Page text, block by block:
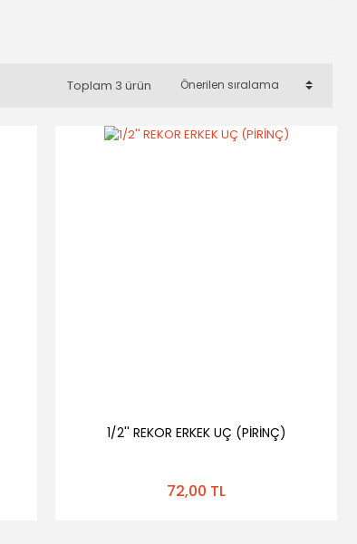
Toplam 3 ürün
1/2'' REKOR ERKEK UÇ (PİRİNÇ)
72,00 TL